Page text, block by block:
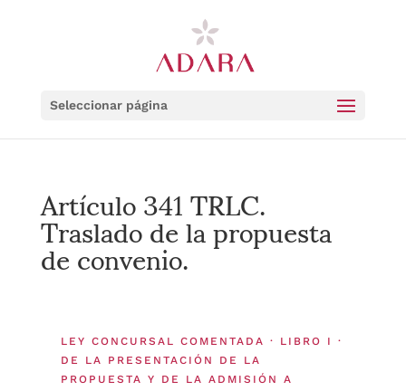
Seleccionar página
Artículo 341 TRLC.
Traslado de la propuesta
de convenio.
LEY CONCURSAL COMENTADA · LIBRO I ·
DE LA PRESENTACIÓN DE LA
PROPUESTA Y DE LA ADMISIÓN A